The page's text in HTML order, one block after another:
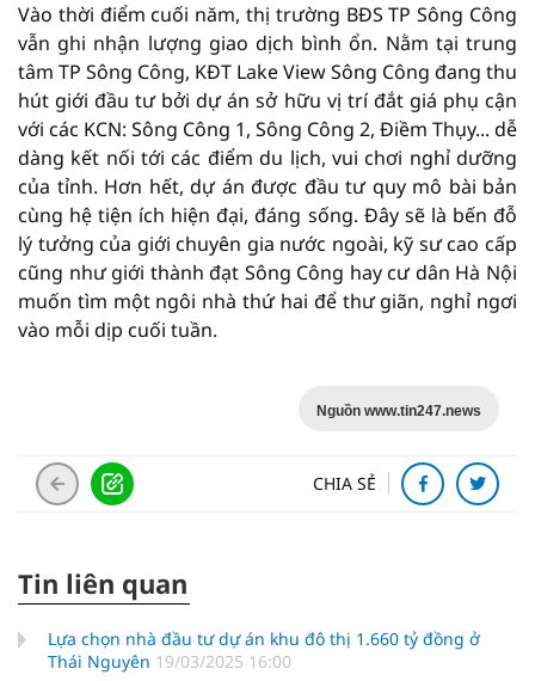
Vào thời điểm cuối năm, thị trường BĐS TP Sông Công
vẫn ghi nhận lượng giao dịch bình ổn. Nằm tại trung
tâm TP Sông Công, KĐT Lake View Sông Công đang thu
hút giới đầu tư bởi dự án sở hữu vị trí đắt giá phụ cận
với các KCN: Sông Công 1, Sông Công 2, Điềm Thụy... dễ
dàng kết nối tới các điểm du lịch, vui chơi nghỉ dưỡng
của tỉnh. Hơn hết, dự án được đầu tư quy mô bài bản
cùng hệ tiện ích hiện đại, đáng sống. Đây sẽ là bến đỗ
lý tưởng của giới chuyên gia nước ngoài, kỹ sư cao cấp
cũng như giới thành đạt Sông Công hay cư dân Hà Nội
muốn tìm một ngôi nhà thứ hai để thư giãn, nghỉ ngơi
vào mỗi dịp cuối tuần.
Nguồn www.tin247.news
CHIA SẺ
Tin liên quan
Lựa chọn nhà đầu tư dự án khu đô thị 1.660 tỷ đồng ở
Thái Nguyên 19/03/2025 16:00